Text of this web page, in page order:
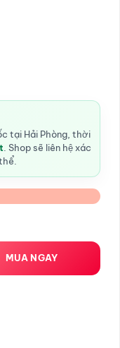
tại Hải Phòng, thời
. Shop sẽ liên hệ xác
MUA NGAY